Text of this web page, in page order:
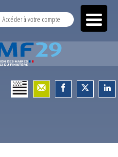
Accéder à votre compte